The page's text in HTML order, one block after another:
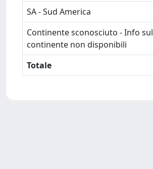
SA - Sud America
Continente sconosciuto - Info sul
continente non disponibili
Totale